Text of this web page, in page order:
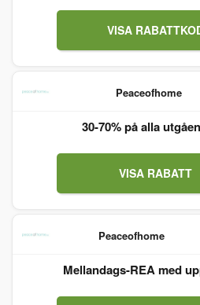
VISA
Peaceofhome
30-70% på alla
VISA RABATT
Peaceofhome
Mellandags-REA med